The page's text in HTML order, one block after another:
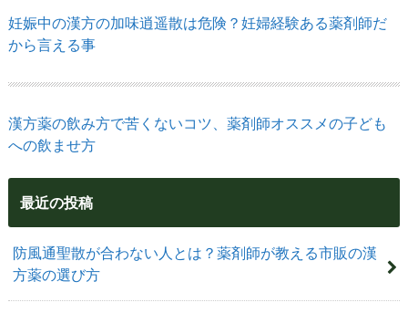
妊娠中の漢方の加味逍遥散は危険？妊婦経験ある薬剤師だ
から言える事
漢方薬の飲み方で苦くないコツ、薬剤師オススメの子ども
への飲ませ方
最近の投稿
防風通聖散が合わない人とは？薬剤師が教える市販の漢
方薬の選び方